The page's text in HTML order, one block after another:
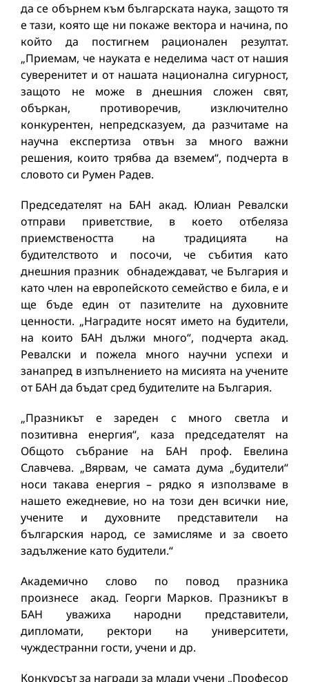
да се обърнем към българската наука, защото тя
е тази, която ще ни покаже вектора и начина, по
който да постигнем рационален резултат.
„Приемам, че науката е неделима част от нашия
суверенитет и от нашата национална сигурност,
защото не може в днешния сложен свят,
объркан, противоречив, изключително
конкурентен, непредсказуем, да разчитаме на
научна експертиза отвън за много важни
решения, които трябва да вземем“, подчерта в
словото си Румен Радев.
Председателят на БАН акад. Юлиан Ревалски
отправи приветствие, в което отбеляза
приемствеността на традицията на
будителството и посочи, че събития като
днешния празник обнадеждават, че България и
като член на европейското семейство е била, е и
ще бъде един от пазителите на духовните
ценности. „Наградите носят името на будители,
на които БАН дължи много“, подчерта акад.
Ревалски и пожела много научни успехи и
занапред в изпълнението на мисията на учените
от БАН да бъдат сред будителите на България.
„Празникът е зареден с много светла и
позитивна енергия“, каза председателят на
Общото събрание на БАН проф. Евелина
Славчева. „Вярвам, че самата дума „будители“
носи такава енергия – рядко я използваме в
нашето ежедневие, но на този ден всички ние,
учените и духовните представители на
българския народ, се замисляме и за своето
задължение като будители.“
Академично слово по повод празника
произнесе акад. Георги Марков. Празникът в
БАН уважиха народни представители,
дипломати, ректори на университети,
чуждестранни гости, учени и др.
Конкурсът за награди за млади учени „Професор